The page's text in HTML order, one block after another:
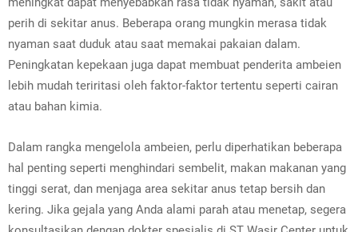
perih di sekitar anus. Beberapa orang mungkin merasa tidak
nyaman saat duduk atau saat memakai pakaian dalam.
Peningkatan kepekaan juga dapat membuat penderita ambeien
lebih mudah teriritasi oleh faktor-faktor tertentu seperti cairan
atau bahan kimia.
Dalam rangka mengelola ambeien, perlu diperhatikan beberapa
hal penting seperti menghindari sembelit, makan makanan yang
tinggi serat, dan menjaga area sekitar anus tetap bersih dan
kering. Jika gejala yang Anda alami parah atau menetap, segera